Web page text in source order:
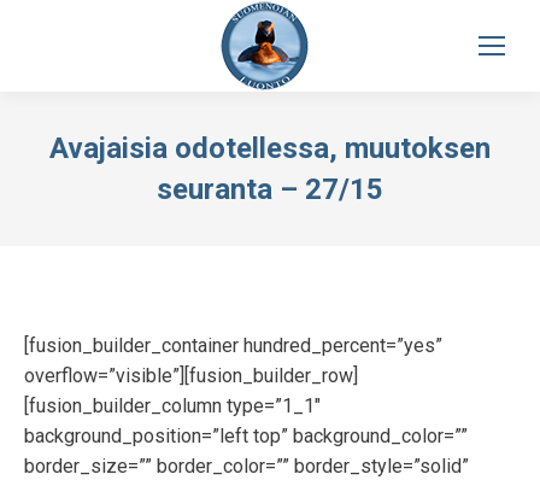
Avajaisia odotellessa, muutoksen
seuranta – 27/15
[fusion_builder_container hundred_percent=”yes”
overflow=”visible”][fusion_builder_row]
[fusion_builder_column type=”1_1″
background_position=”left top” background_color=””
border_size=”” border_color=”” border_style=”solid”